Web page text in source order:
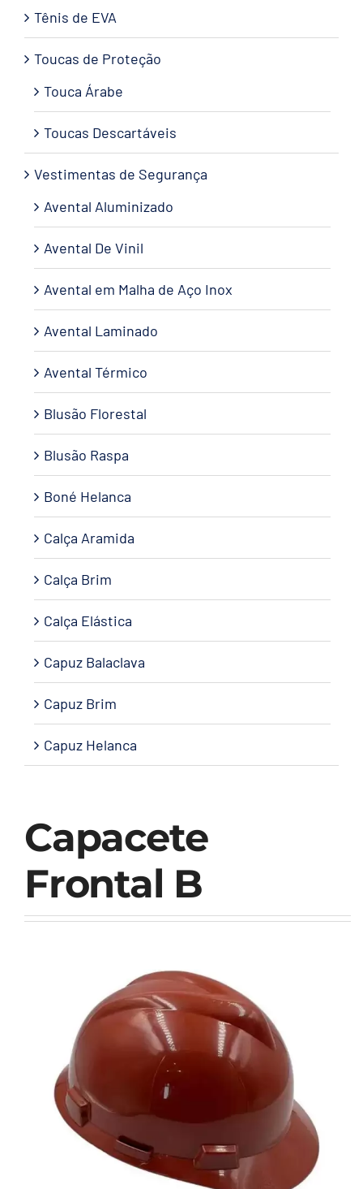
Capacete
Frontal B
Tênis de EVA
Toucas de Proteção
Touca Árabe
Toucas Descartáveis
Vestimentas de Segurança
Avental Aluminizado
Avental De Vinil
Avental em Malha de Aço Inox
Avental Laminado
Avental Térmico
Blusão Florestal
Blusão Raspa
Boné Helanca
Calça Aramida
Calça Brim
Calça Elástica
Capuz Balaclava
Capuz Brim
Capuz Helanca